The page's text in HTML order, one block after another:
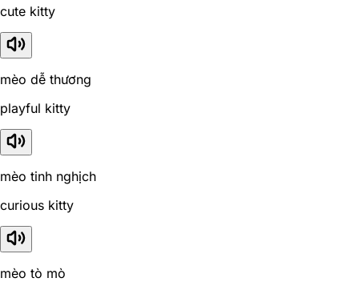
cute kitty
mèo dễ thương
playful kitty
mèo tinh nghịch
curious kitty
mèo tò mò